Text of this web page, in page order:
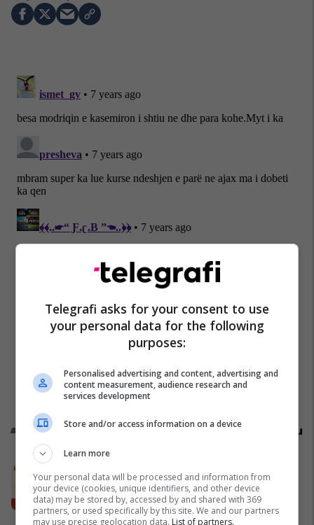
Promo Reklamo këtu
Burger King sjell “King Fusion
Biscoff”, kombinimin e ri kremoz me
shijen e njohur të biskotave Biscoff
Burger King
Telegrafi asks for your consent to use
your personal data for the following
purposes:
Personalised advertising and content, advertising and
content measurement, audience research and
services development
Store and/or access information on a device
Learn more
Your personal data will be processed and information from
your device (cookies, unique identifiers, and other device
data) may be stored by, accessed by and shared with 369
partners, or used specifically by this site. We and our partners
may use precise geolocation data. List of partners.